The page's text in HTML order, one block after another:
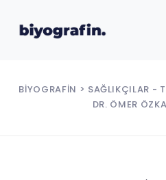
BIYOGRAFIN > SAĞLIKÇILAR -
DR. ÖMER